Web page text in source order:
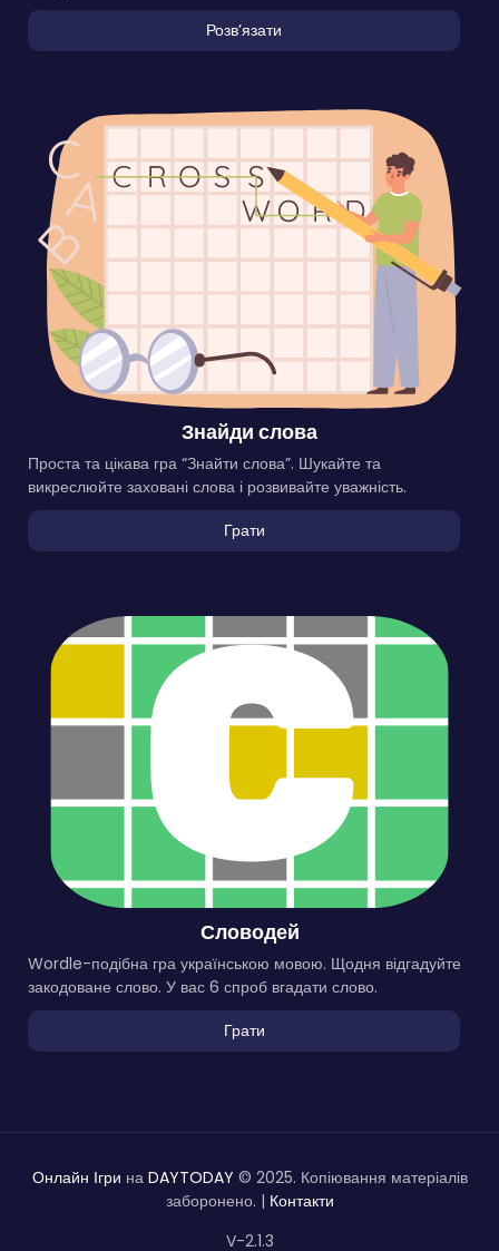
Розвʼязати
Знайди слова
Проста та цікава гра “Знайти слова”. Шукайте та
викреслюйте заховані слова і розвивайте уважність.
Грати
Словодей
Wordle-подібна гра українською мовою. Щодня відгадуйте
закодоване слово. У вас 6 спроб вгадати слово.
Грати
Онлайн Ігри на DAYTODAY © 2025. Копіювання матеріалів
заборонено. | Контакти
V-2.1.3